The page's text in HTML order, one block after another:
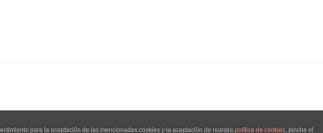
para la aceptación de las mencionadas cookies y la aceptación de nuestra política de cookies, pinche el